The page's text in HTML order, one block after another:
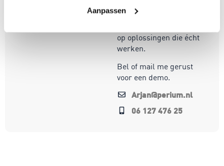
Aanpassen
steeds veranderende
op oplossingen die écht
werken.
Bel of mail me gerust
voor een demo.
Arjan@perium.nl
06 127 476 25